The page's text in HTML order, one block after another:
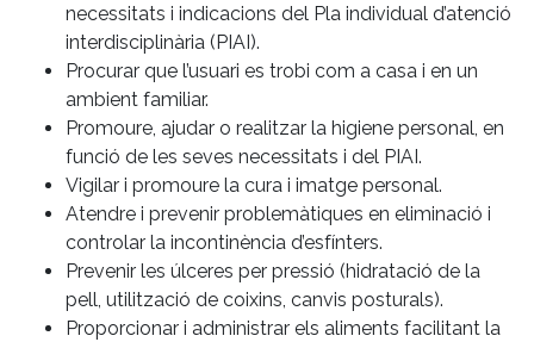
necessitats i indicacions del Pla individual d’atenció
interdisciplinària (PIAI).
Procurar que l’usuari es trobi com a casa i en un
ambient familiar.
Promoure, ajudar o realitzar la higiene personal, en
funció de les seves necessitats i del PIAI.
Vigilar i promoure la cura i imatge personal.
Atendre i prevenir problemàtiques en eliminació i
controlar la incontinència d’esfínters.
Prevenir les úlceres per pressió (hidratació de la
pell, utilització de coixins, canvis posturals).
Proporcionar i administrar els aliments facilitant la